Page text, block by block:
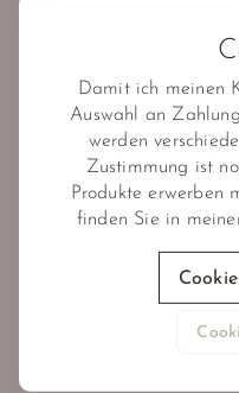
Seifen
Duschbutter
Cremes &
Shampoo
Damit ich meinen
Auswahl an
werden
Zustimmung ist
Produkte erwerben
finden Sie in